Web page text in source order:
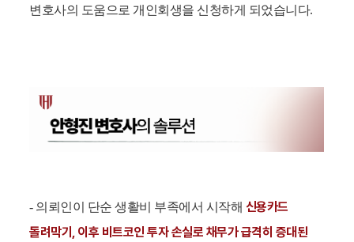
변호사의 도움으로 개인회생을 신청하게 되었습니다.
- 의뢰인이 단순 생활비 부족에서 시작해 신용카드
돌려막기, 이후 비트코인 투자 손실로 채무가 급격히 증대된